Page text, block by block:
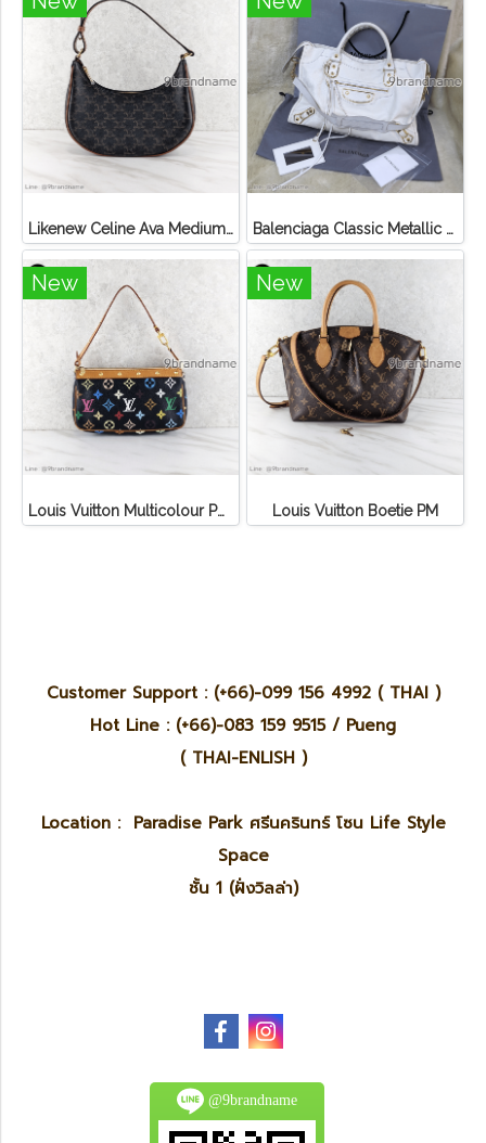
Likenew Celine Ava Medium Triomphe Canvas Balenciaga Classic Metallic Edge City Bag
New
Louis Vuitton Multicolour Pochette Canvas
New
Louis Vuitton Boetie PM
Customer Support : (+66)-099 156 4992 ( THAI )
Hot Line : (+66)-083 159 9515 / Pueng
( THAI-ENLISH )
Location : Paradise Park ศรีนครินทร์ โซน Life Style
Space
ชั้น 1 (ฝั่งวิลล่า)
@9brandname